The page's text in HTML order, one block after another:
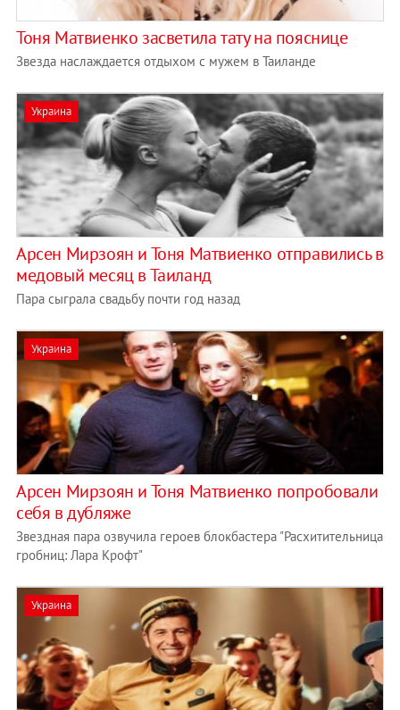
Тоня Матвиенко засветила тату на пояснице
Звезда наслаждается отдыхом с мужем в Таиланде
Украина
Арсен Мирзоян и Тоня Матвиенко отправились в
медовый месяц в Таиланд
Пара сыграла свадьбу почти год назад
Украина
Арсен Мирзоян и Тоня Матвиенко попробовали
себя в дубляже
Звездная пара озвучила героев блокбастера "Расхитительница
гробниц: Лара Крофт"
Украина